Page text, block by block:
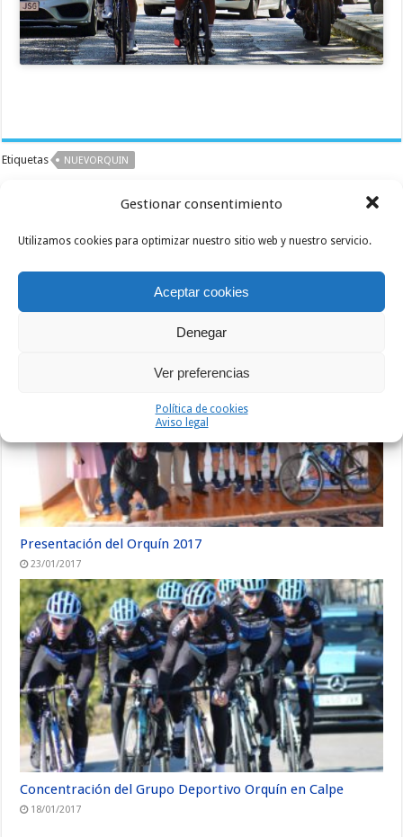
Gestionar consentimiento
Utilizamos cookies para optimizar nuestro sitio web y nuestro servicio.
Aceptar cookies
Denegar
Ver preferencias
Política de cookies
Aviso legal
Etiquetas NUEVORQUIN
Precio de la licencia en Canarias
Siguiente
Artículos relacionados
Presentación del Orquín 2017
23/01/2017
Concentración del Grupo Deportivo Orquín en Calpe
18/01/2017